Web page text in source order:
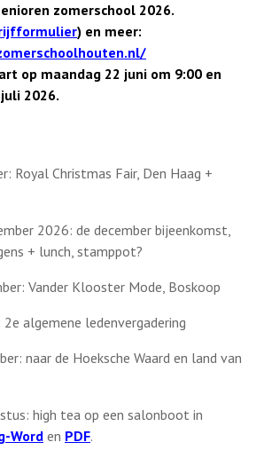
zomerschool 2026.
) en meer:
op maandag 22 juni om 9:00 en
2026.
Royal Christmas Fair, Den Haag +
2026: de december bijeenkomst,
+ lunch, stamppot?
Vander Klooster Mode, Boskoop
algemene ledenvergadering
naar de Hoeksche Waard en land van
high tea op een salonboot in
Word en PDF.